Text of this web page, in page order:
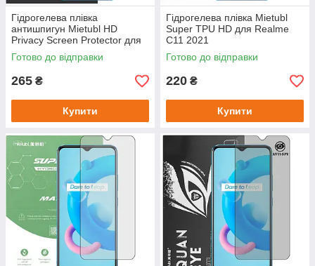
Гідрогелева плівка
антишпигун Mietubl HD
Privacy Screen Protector для
realme C11 2021
Готово до відправки
265 ₴
Купити
Гідрогелева плівка Mietubl
Super TPU HD для Realme
C11 2021
Готово до відправки
220 ₴
Купити